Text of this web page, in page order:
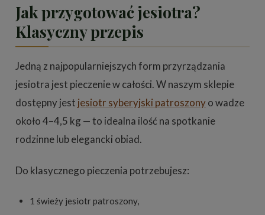
Jak przygotować jesiotra?
Klasyczny przepis
Jedną z najpopularniejszych form przyrządzania
jesiotra jest pieczenie w całości. W naszym sklepie
dostępny jest jesiotr syberyjski patroszonyo wadze
około 4–4,5 kg — to idealna ilość na spotkanie
rodzinne lub elegancki obiad.
Do klasycznego pieczenia potrzebujesz:
1 świeży jesiotr patroszony,